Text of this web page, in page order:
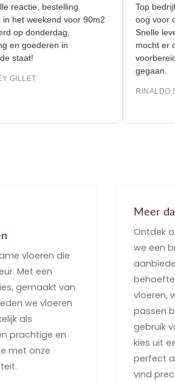
reactie, bestelling
in het weekend voor 90m2
op donderdag,
en goederen in
staat!
GILLET
Top
oog voor
Snelle
mocht er
gegaan.
RINALDO
vloeren die
Met een
gemaakt van
we vloeren
als
prachtige en
met onze
Meer
Ontdek
we een
vloeren,
passen
gebruik
kies uit
perfect
vind